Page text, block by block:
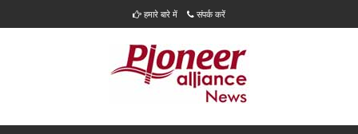
हमारे बारे में संपर्क करें